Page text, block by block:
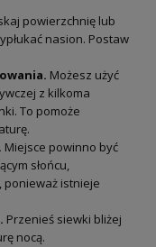
powierzchnię lub
nasion. Postaw
Możesz użyć
z kilkoma
To pomoże
Miejsce powinno być
słońcu,
ponieważ istnieje
Przenieś siewki bliżej
nocą.